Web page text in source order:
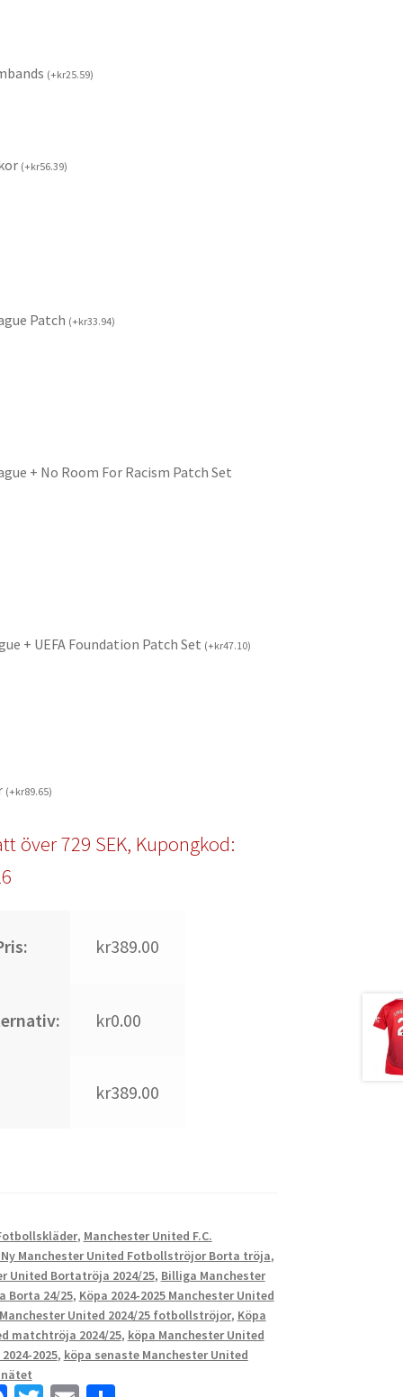
(+kr25.59)
(+kr56.39)
Patch (+kr33.94)
+ No Room For Racism Patch Set
+ UEFA Foundation Patch Set (+kr47.10)
(+kr89.65)
över 729 SEK, Kupongkod:
kr389.00
kr0.00
kr389.00
, Manchester United F.C.
Ny Manchester United Fotbollströjor Borta tröja,
United Bortatröja 2024/25, Billiga Manchester
Borta 24/25, Köpa 2024-2025 Manchester United
United 2024/25 fotbollströjor, Köpa
matchtröja 2024/25, köpa Manchester United
2025, köpa senaste Manchester United